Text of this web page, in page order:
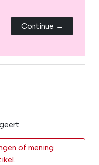
Continue →
of mening